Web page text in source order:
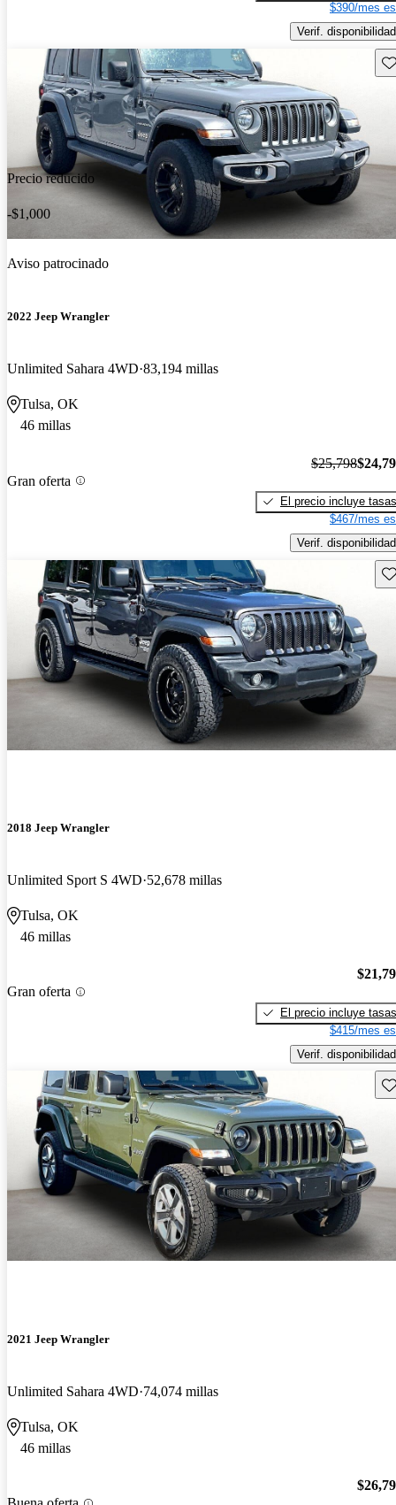
$390/mes
Verif. disponibilidad
Precio reducido
-$1,000
Aviso patrocinado
2022 Jeep Wrangler
Unlimited Sahara 4WD 83,194 millas
Tulsa, OK
46 millas
Gran oferta
$25,798
El precio incluye tasas
$467/mes
Verif. disponibilidad
2018 Jeep Wrangler
Unlimited Sport S 4WD 52,678 millas
Tulsa, OK
46 millas
Gran oferta
El precio incluye tasas
$415/mes
Verif. disponibilidad
2021 Jeep Wrangler
Unlimited Sahara 4WD 74,074 millas
Tulsa, OK
46 millas